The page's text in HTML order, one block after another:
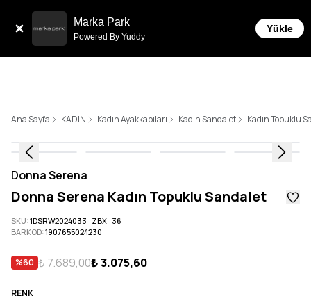
Marka Park
Powered By Yuddy
Yükle
Ana Sayfa KADIN Kadın Ayakkabıları Kadın Sandalet Kadın Topuklu
Donna Serena
Donna Serena Kadın Topuklu Sandalet
SKU:1DSRW2024033_ZBX_36
BARKOD:1907655024230
%60 ₺ 7.689,00₺ 3.075,60
RENK